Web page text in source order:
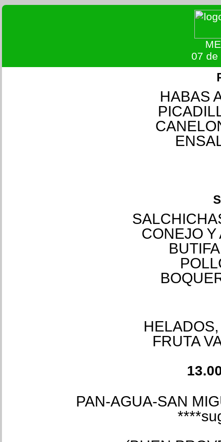
07 de
HABAS
CONEJO Y
FRUTA
PAN-AGUA-SAN